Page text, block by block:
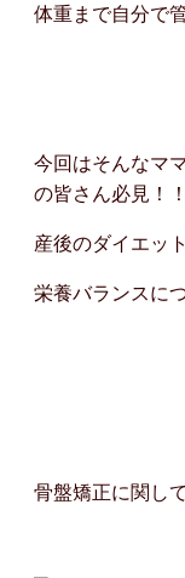
体重まで自分で
今回はそんなマ
の皆さん必見！！
産後のダイエッ
栄養バランスに
骨盤矯正に関し